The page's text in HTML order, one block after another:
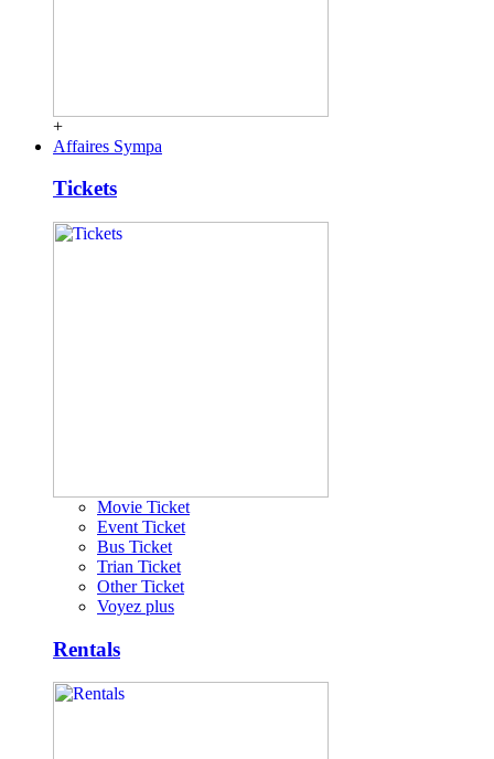
+
Affaires Sympa
Tickets
Movie Ticket
Event Ticket
Bus Ticket
Trian Ticket
Other Ticket
Voyez plus
Rentals